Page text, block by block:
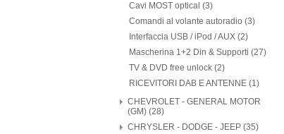
Cavi MOST optical (3)
Comandi al volante autoradio (3)
Interfaccia USB / iPod / AUX (2)
Mascherina 1+2 Din & Supporti (27)
TV & DVD free unlock (2)
RICEVITORI DAB E ANTENNE (1)
CHEVROLET - GENERAL MOTOR
(GM) (28)
CHRYSLER - DODGE - JEEP (35)